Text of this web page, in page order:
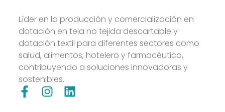
Líder en la producción y comercialización en
dotación en tela no tejida descartable y
dotación textil para diferentes sectores como
salud, alimentos, hotelero y farmacéutico,
contribuyendo a soluciones innovadoras y
sostenibles.